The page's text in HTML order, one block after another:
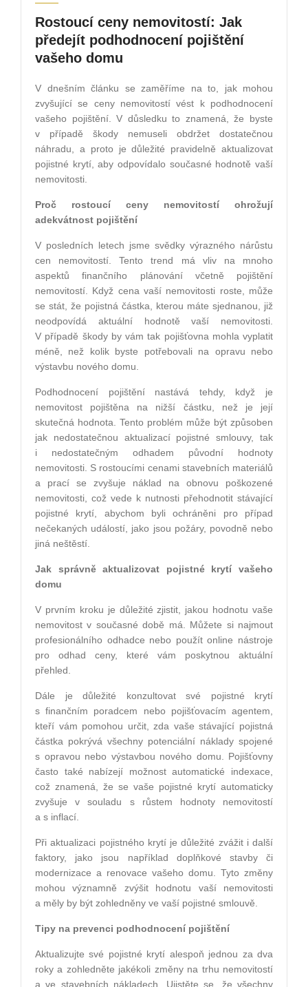
Rostoucí ceny nemovitostí: Jak
předejít podhodnocení pojištění
vašeho domu
V dnešním článku se zaměříme na to, jak mohou
zvyšující se ceny nemovitostí vést k podhodnocení
vašeho pojištění. V důsledku to znamená, že byste
v případě škody nemuseli obdržet dostatečnou
náhradu, a proto je důležité pravidelně aktualizovat
pojistné krytí, aby odpovídalo současné hodnotě vaší
nemovitosti.
Proč rostoucí ceny nemovitostí ohrožují
adekvátnost pojištění
V posledních letech jsme svědky výrazného nárůstu
cen nemovitostí. Tento trend má vliv na mnoho
aspektů finančního plánování včetně pojištění
nemovitostí. Když cena vaší nemovitosti roste, může
se stát, že pojistná částka, kterou máte sjednanou, již
neodpovídá aktuální hodnotě vaší nemovitosti.
V případě škody by vám tak pojišťovna mohla vyplatit
méně, než kolik byste potřebovali na opravu nebo
výstavbu nového domu.
Podhodnocení pojištění nastává tehdy, když je
nemovitost pojištěna na nižší částku, než je její
skutečná hodnota. Tento problém může být způsoben
jak nedostatečnou aktualizací pojistné smlouvy, tak
i nedostatečným odhadem původní hodnoty
nemovitosti. S rostoucími cenami stavebních materiálů
a prací se zvyšuje náklad na obnovu poškozené
nemovitosti, což vede k nutnosti přehodnotit stávající
pojistné krytí, abychom byli ochráněni pro případ
nečekaných událostí, jako jsou požáry, povodně nebo
jiná neštěstí.
Jak správně aktualizovat pojistné krytí vašeho
domu
V prvním kroku je důležité zjistit, jakou hodnotu vaše
nemovitost v současné době má. Můžete si najmout
profesionálního odhadce nebo použít online nástroje
pro odhad ceny, které vám poskytnou aktuální
přehled.
Dále je důležité konzultovat své pojistné krytí
s finančním poradcem nebo pojišťovacím agentem,
kteří vám pomohou určit, zda vaše stávající pojistná
částka pokrývá všechny potenciální náklady spojené
s opravou nebo výstavbou nového domu. Pojišťovny
často také nabízejí možnost automatické indexace,
což znamená, že se vaše pojistné krytí automaticky
zvyšuje v souladu s růstem hodnoty nemovitostí
a s inflací.
Při aktualizaci pojistného krytí je důležité zvážit i další
faktory, jako jsou například doplňkové stavby či
modernizace a renovace vašeho domu. Tyto změny
mohou významně zvýšit hodnotu vaší nemovitosti
a měly by být zohledněny ve vaší pojistné smlouvě.
Tipy na prevenci podhodnocení pojištění
Aktualizujte své pojistné krytí alespoň jednou za dva
roky a zohledněte jakékoli změny na trhu nemovitostí
a ve stavebních nákladech. Ujistěte se, že všechny